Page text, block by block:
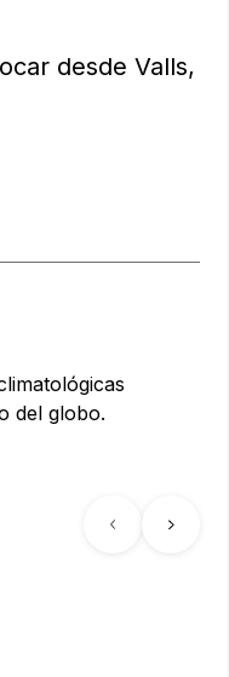
desde Valls,
del globo.